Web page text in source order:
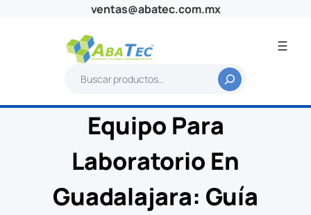
ventas@abatec.com.mx
s
Equipo Para
Laboratorio En
Guadalajara: Guía